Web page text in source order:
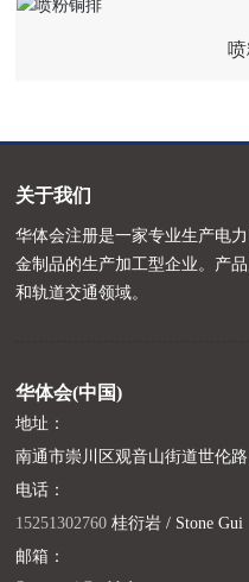
关于我们
华体会注册是一家专业生产电
金制品的生产加工型企业。产
和轨道交通领域。
华体会(中国)
地址：
南通市崇川区观音山街道世伦
电话：
15251302760 桂衍岩 / Stone Gui
邮箱：